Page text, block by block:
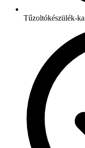
Tűzoltókészülék-